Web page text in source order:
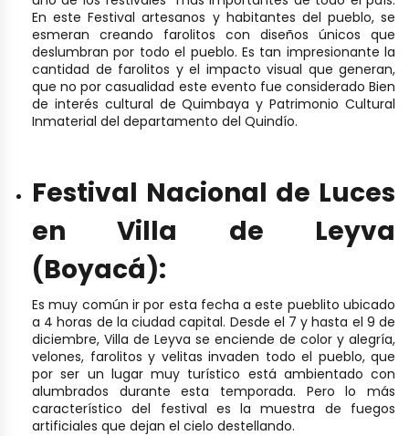
En este Festival artesanos y habitantes del pueblo, se
esmeran creando farolitos con diseños únicos que
deslumbran por todo el pueblo. Es tan impresionante la
cantidad de farolitos y el impacto visual que generan,
que no por casualidad este evento fue considerado Bien
de interés cultural de Quimbaya y Patrimonio Cultural
Inmaterial del departamento del Quindío.
Festival Nacional de Luces
en Villa de Leyva
(Boyacá):
Es muy común ir por esta fecha a este pueblito ubicado
a 4 horas de la ciudad capital. Desde el 7 y hasta el 9 de
diciembre, Villa de Leyva se enciende de color y alegría,
velones, farolitos y velitas invaden todo el pueblo, que
por ser un lugar muy turístico está ambientado con
alumbrados durante esta temporada. Pero lo más
característico del festival es la muestra de fuegos
artificiales que dejan el cielo destellando.